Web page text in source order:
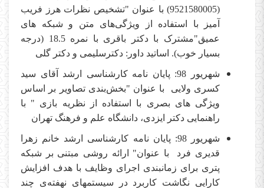
(9521580005) با عنوان "تشخیص نظرات هرز فریب
آمیز با استفاده از ویژگی‌های متن و شبکه های
عمیق"مشترک با دکتر باقری با نمره 18.5 (درجه
بسیار خوب). اساتید داور: دکترسلیمی و دکتر گلی
شهریور 98: پایان نامه کارشناسی ارشد آقای سید
کسری ولایی با عنوان "بخش‌بندی تصاویر بر اساس
ویژگی ‌های بصری با استفاده از نظریه بازی " با
راهنمایی دکتر ایزدی، دانشگاه علم و فرهنگ تهران
شهریور 98: پایان نامه کارشناسی ارشد خانم زهرا
قدیری فرد با عنوان" ارائه روشی مبتنی بر شبکه
پتری برای زمانبندی اجرای وظایف با هدف افزایش
کارایی نگاشت کاربرد در سیستمهای نهفته‌ی چند